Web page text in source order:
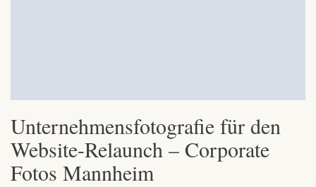
Unternehmensfotografie für den
Website-Relaunch – Corporate
Fotos Mannheim